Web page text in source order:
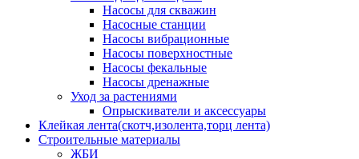
Насосы для скважин
Насосные станции
Насосы вибрационные
Насосы поверхностные
Насосы фекальные
Насосы дренажные
Уход за растениями
Опрыскиватели и аксессуары
Клейкая лента(скотч,изолента,торц лента)
Строительные материалы
ЖБИ